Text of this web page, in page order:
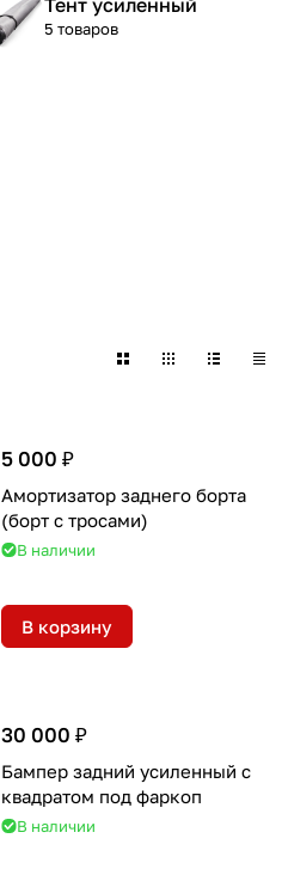
5 товаров
5 000 ₽
Амортизатор заднего борта
(борт с тросами)
В наличии
В корзину
30 000 ₽
Бампер задний усиленный с
квадратом под фаркоп
В наличии